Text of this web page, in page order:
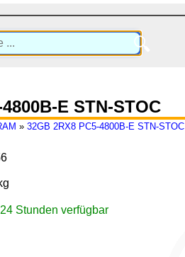
🔍
E STN-STOC
» 32GB 2RX8 PC5-4800B-E STN-STOC
Stunden verfügbar